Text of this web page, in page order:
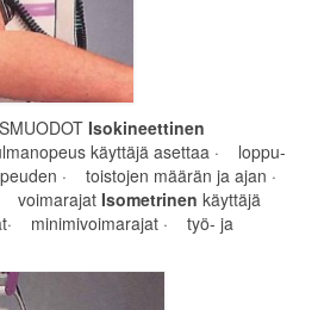
Isokineettinen
käyttäjä asettaa · loppu-
· toistojen määrän ja ajan ·
voimarajat Isometrinen käyttäjä
minimivoimarajat · työ- ja